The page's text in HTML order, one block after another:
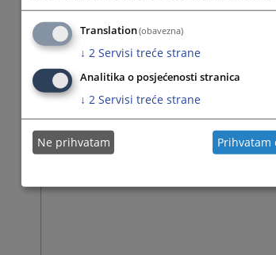
Translation(obavezna)
↓ 2 Servisi treće strane
Analitika o posjećenosti stranica
↓ 2 Servisi treće strane
Ne prihvatam Prihvatam